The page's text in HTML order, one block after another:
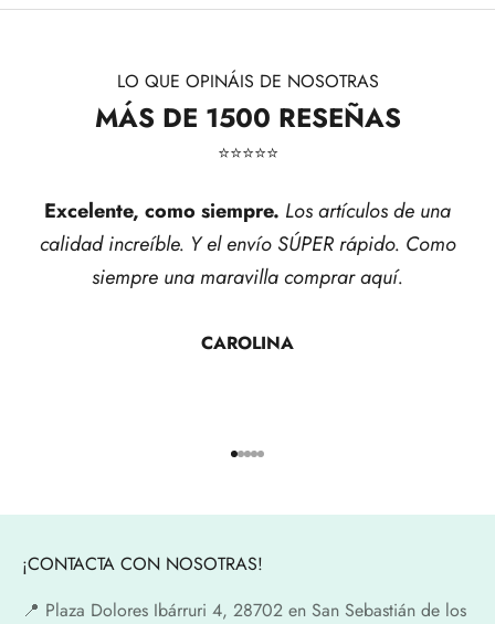
LO QUE OPINÁIS DE NOSOTRAS
MÁS DE 1500 RESEÑAS
⭐​⭐​⭐​⭐​⭐​
Excelente, como siempre. Los artículos de una
calidad increíble. Y el envío SÚPER rápido. Como
siempre una maravilla comprar aquí.
CAROLINA
Ir al artículo 1
Ir al artículo 2
Ir al artículo 3
Ir al artículo 4
Ir al artículo 5
¡CONTACTA CON NOSOTRAS!
📍​ Plaza Dolores Ibárruri 4, 28702 en San Sebastián de los